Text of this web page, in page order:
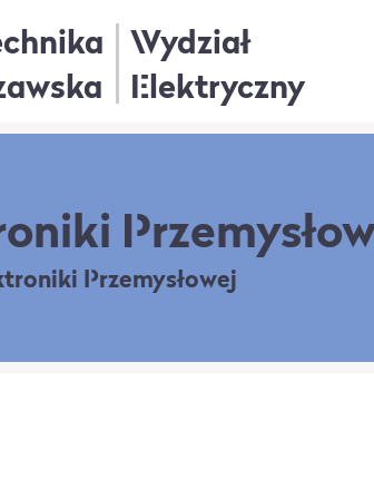
Wydział
Elektryczny
Przemysłowej